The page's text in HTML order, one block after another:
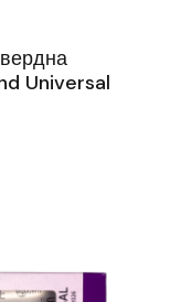
Universal